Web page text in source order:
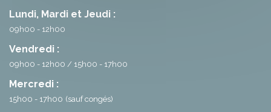
Lundi, Mardi et Jeudi :
09h00 - 12h00
Vendredi :
09h00 - 12h00 15h00 - 17h00
Mercredi :
15h00 - 17h00 (sauf congés)